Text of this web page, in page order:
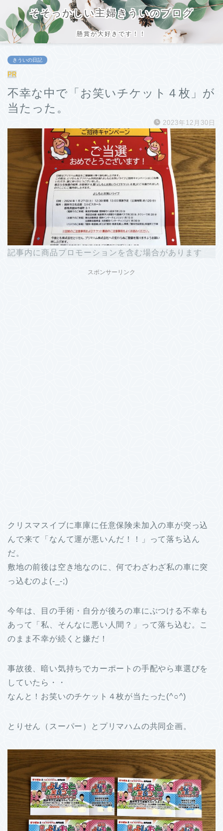
そそっかしい主婦きういのブログ
懸賞が大好きです！！
きういの日記
PR
不幸な中で「お笑いチケット４枚」が
当たった。
2023年12月30日
記事内に商品プロモーションを含む場合があります
スポンサーリンク
クリスマスイブに車庫に任意保険未加入の車が突っ込
んで来て「なんて運が悪いんだ！！」って落ち込ん
だ。
敷地の前後は空き地なのに、何でわざわざ私の車に突
っ込むのよ(-_-;)
今年は、目の手術・自分が後ろの車にぶつける不幸も
あって「私、そんなに悪い人間？」って落ち込む。こ
のまま不幸が続くと嫌だ！
事故後、暗い気持ちでカーポートの手配やら車選びを
していたら・・
なんと！お笑いのチケット４枚が当たった(^○^)
とりせん（スーパー）とプリマハムの共同企画。